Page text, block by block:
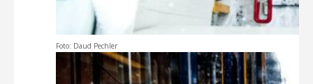
Foto: Daud Pechler